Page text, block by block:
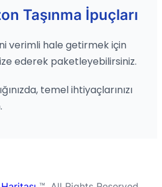
Taşınma İpuçları
verimli hale getirmek için
ederek paketleyebilirsiniz.
temel ihtiyaçlarınızı